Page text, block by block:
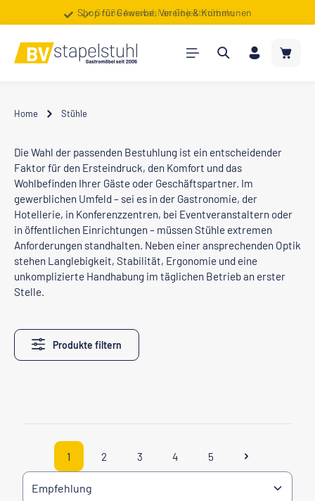
Zum Hauptinhalt springenGroße Auswahl an Objektmöbeln
Shop für Gewerbe, Vereine & Kommunen
Home Stühle
Die Wahl der passenden Bestuhlung ist ein entscheidender
Faktor für den Ersteindruck, den Komfort und das
Wohlbefinden Ihrer Gäste oder Geschäftspartner. Im
gewerblichen Umfeld – sei es in der Gastronomie, der
Hotellerie, in Konferenzzentren, bei Eventveranstaltern oder
in öffentlichen Einrichtungen – müssen Stühle extremen
Anforderungen standhalten. Neben einer ansprechenden Optik
stehen Langlebigkeit, Stabilität, Ergonomie und eine
unkomplizierte Handhabung im täglichen Betrieb an erster
Stelle.
Produkte filtern
Seite
1
Seite
2
Seite
3
Seite
4
Seite
5